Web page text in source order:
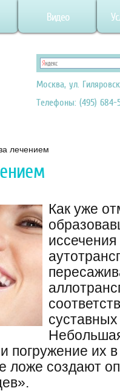
Видео
Москва, ул.
Телефоны: (495) 684-
лечением
Как уже
погружение их
ложе создают